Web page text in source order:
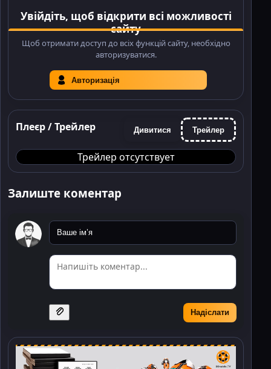
Увійдіть, щоб відкрити всі можливості
сайту
Щоб отримати доступ до всіх функцій сайту, необхідно
авторизуватися.
Авторизація
Плеєр / Трейлер Дивитися Трейлер
Трейлер отсутствует
Залиште коментар
Надіслати